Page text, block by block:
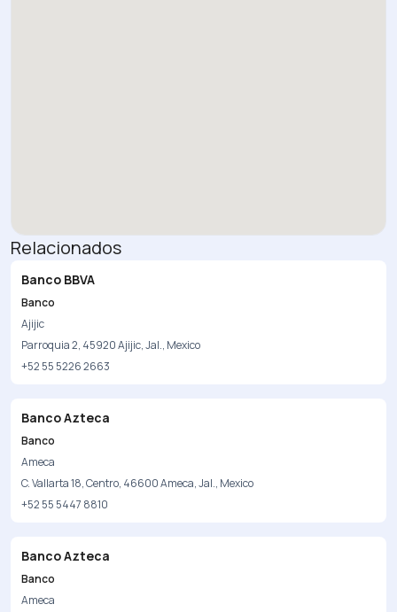
Relacionados
Banco BBVA
Banco
Ajijic
Parroquia 2, 45920 Ajijic, Jal., Mexico
+52 55 5226 2663
Banco Azteca
Banco
Ameca
C. Vallarta 18, Centro, 46600 Ameca, Jal., Mexico
+52 55 5447 8810
Banco Azteca
Banco
Ameca